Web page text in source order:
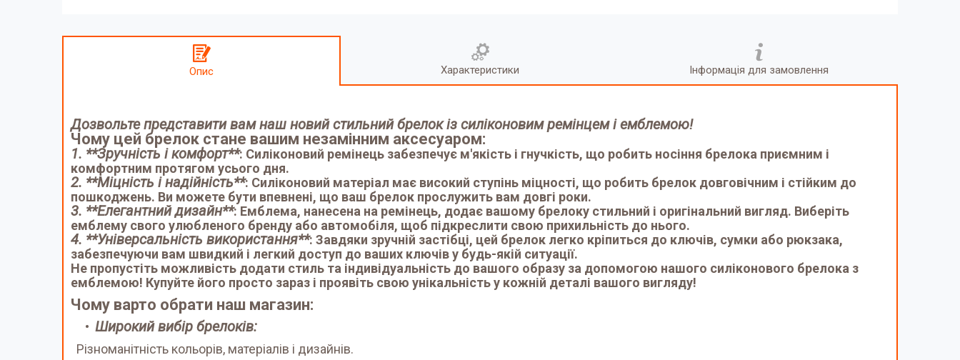
Опис Характеристики Інформація для замовлення
Дозвольте представити вам наш новий стильний брелок із силіконовим ремінцем і емблемою!
Чому цей брелок стане вашим незамінним аксесуаром:
1. **Зручність і комфорт**: Силіконовий ремінець забезпечує м'якість і гнучкість, що робить носіння брелока приємним і
комфортним протягом усього дня.
2. **Міцність і надійність**: Силіконовий матеріал має високий ступінь міцності, що робить брелок довговічним і стійким до
пошкоджень. Ви можете бути впевнені, що ваш брелок прослужить вам довгі роки.
3. **Елегантний дизайн**: Емблема, нанесена на ремінець, додає вашому брелоку стильний і оригінальний вигляд. Виберіть
емблему свого улюбленого бренду або автомобіля, щоб підкреслити свою прихильність до нього.
4. **Універсальність використання**: Завдяки зручній застібці, цей брелок легко кріпиться до ключів, сумки або рюкзака,
забезпечуючи вам швидкий і легкий доступ до ваших ключів у будь-якій ситуації.
Не пропустіть можливість додати стиль та індивідуальність до вашого образу за допомогою нашого силіконового брелока з
емблемою! Купуйте його просто зараз і проявіть свою унікальність у кожній деталі вашого вигляду!
Чому варто обрати наш магазин:
Широкий вибір брелоків:
Різноманітність кольорів, матеріалів і дизайнів.